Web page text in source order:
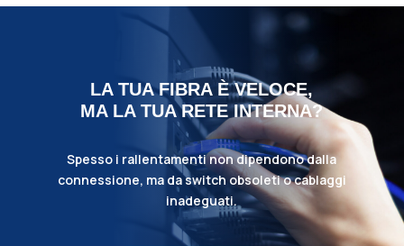
LA TUA FIBRA È VELOCE,
MA LA TUA RETE INTERNA?
Spesso i rallentamenti non dipendono dalla
connessione, ma da switch obsoleti o cablaggi
inadeguati.